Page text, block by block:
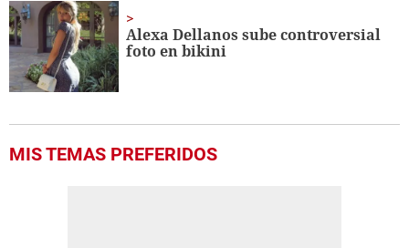
Alexa Dellanos sube controversial
foto en bikini
MIS TEMAS PREFERIDOS